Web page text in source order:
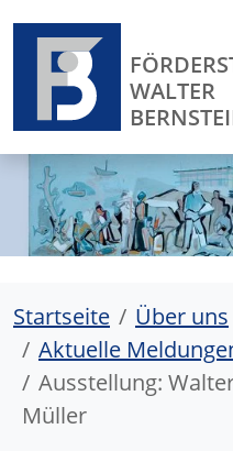
WALTER
Startseite Über uns
Aktuelle
Ausstellung:
Müller